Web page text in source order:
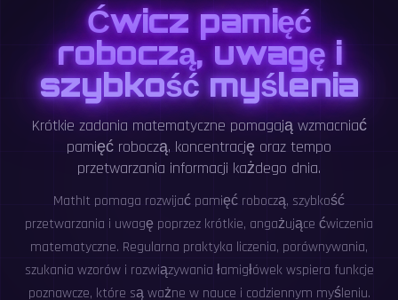
Ćwicz pamięć
roboczą, uwagę i
szybkość myślenia
Krótkie zadania matematyczne pomagają wzmacniać
pamięć roboczą, koncentrację oraz tempo
przetwarzania informacji każdego dnia.
MathIt pomaga rozwijać pamięć roboczą, szybkość
przetwarzania i uwagę poprzez krótkie, angażujące ćwiczenia
matematyczne. Regularna praktyka liczenia, porównywania,
szukania wzorów i rozwiązywania łamigłówek wspiera funkcje
poznawcze, które są ważne w nauce i codziennym myśleniu.